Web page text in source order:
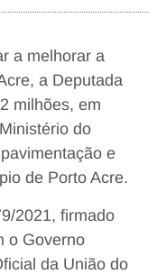
a melhorar a
a Deputada
milhões, em
do
e
de Porto Acre.
2021, firmado
o Governo
da União do